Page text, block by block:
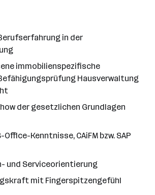
in der
immobilienspezifische
Hausverwaltung
der gesetzlichen Grundlagen
Office-Kenntnisse, CAiFM bzw. SAP
und Serviceorientierung
mit Fingerspitzengefühl